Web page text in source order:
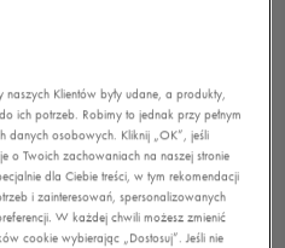
Klientów były udane, a produkty,
ich potrzeb. Robimy to jednak przy pełnym
danych osobowych. Kliknij „OK”, jeśli
o Twoich zachowaniach na naszej stronie
dla Ciebie treści, w tym rekomendacji
i zainteresowań, spersonalizowanych
W każdej chwili możesz zmienić
cookie wybierając „Dostosuj”. Jeśli nie